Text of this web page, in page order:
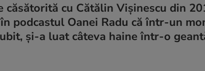
căsătorită cu Cătălin Vișinescu din
podcastul Oanei Radu că într-un
și-a luat câteva haine într-o